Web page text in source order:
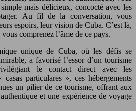
mais délicieux, concocté avec les
Au fil de la conversation, vous
espoirs, leur vision de Cuba. C’est là,
comprenez l’âme de ce pays.
unique de Cuba, où les défis se
a favorisé l’essor d’un tourisme
le contact direct avec les
particulares », ces hébergements
un pilier de ce tourisme, offrant aux
et une expérience de voyage